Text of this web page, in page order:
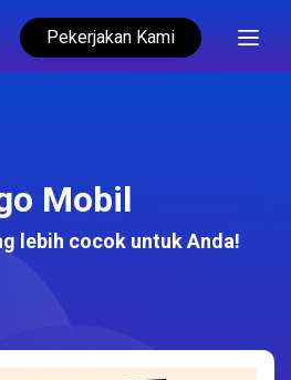
Pekerjakan Kami
Mobil
lebih cocok untuk Anda!